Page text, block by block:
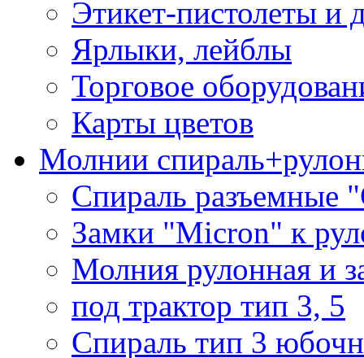
Этикет-пистолеты и
Ярлыки, лейблы
Торговое
Карты цветов
Молнии
Спираль разъемные
Замки "Micron" к
Молния рулонная и
под трактор тип 3, 5
Спираль тип 3